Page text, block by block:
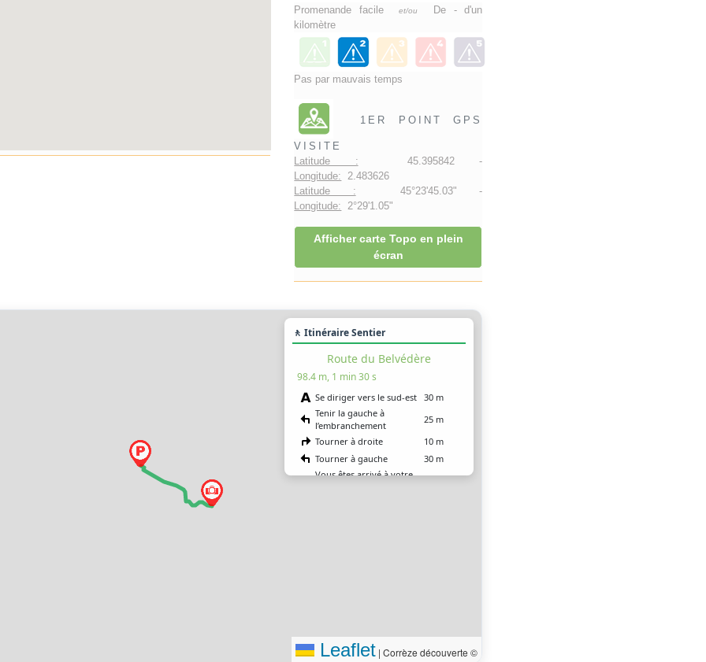
Promenande facileet/ou
De - d'un
kilomètre
Pas par mauvais temps
1ER POINT GPS
VISITE
Latitude : 45.395842 -
Longitude: 2.483626
Latitude : 45°23'45.03" -
Longitude: 2°29'1.05"
Afficher carte Topo en plein
écran
🚶 Itinéraire Sentier
Route du Belvédère
98.4 m, 1 min 30 s
Se diriger vers le sud-est
30 m
Tenir la gauche à
l’embranchement
25 m
Tourner à droite
10 m
Tourner à gauche
30 m
Vous êtes arrivé à votre
Leaflet | Corrèze découverte ©